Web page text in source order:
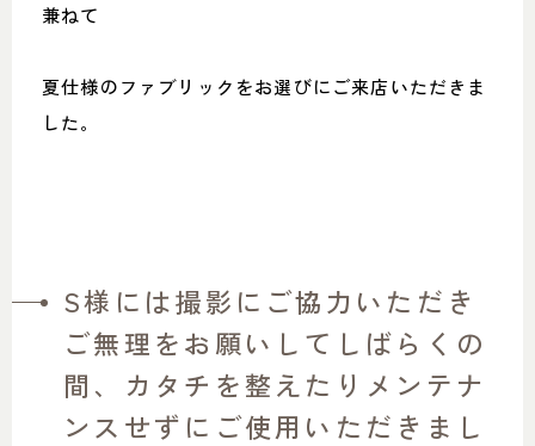
兼ねて
夏仕様のファブリックをお選びにご来店いただきま
した。
S様には撮影にご協力いただき
ご無理をお願いしてしばらくの
間、カタチを整えたりメンテナ
ンスせずにご使用いただきまし